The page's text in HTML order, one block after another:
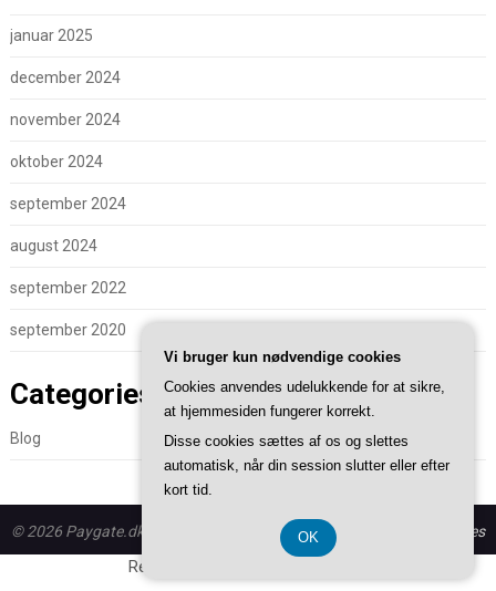
januar 2025
december 2024
november 2024
oktober 2024
september 2024
august 2024
september 2022
september 2020
Categories
Blog
© 2026 Paygate.dk - WordPress theme bySuperb WordPress Themes
Registreringsnummer 374 077 39
Vi bruger kun nødvendige cookies
Cookies anvendes udelukkende for at sikre,
at hjemmesiden fungerer korrekt.
Disse cookies sættes af os og slettes
automatisk, når din session slutter eller efter
kort tid.
OK